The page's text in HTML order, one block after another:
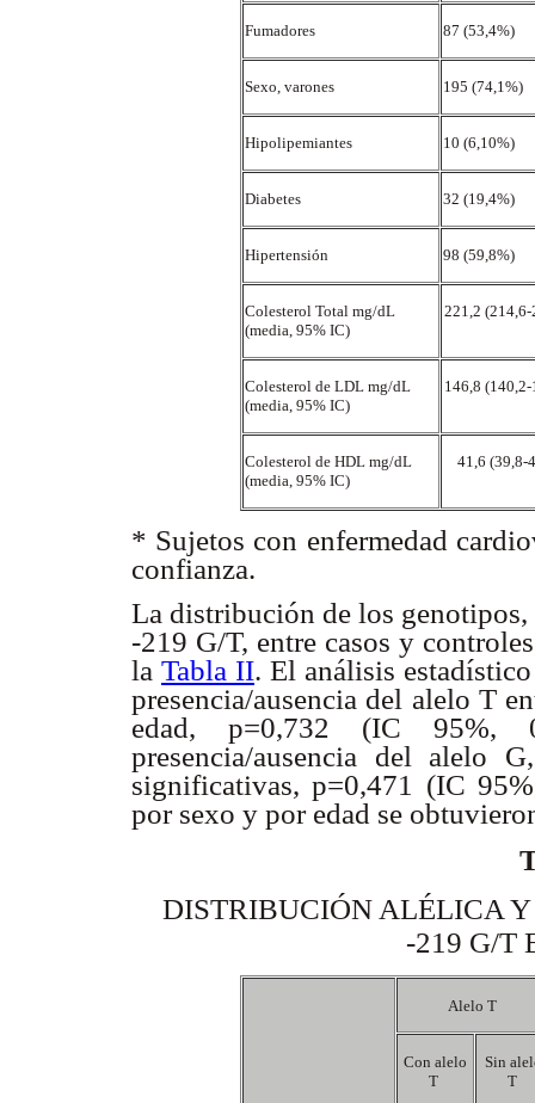
Fumadores 87 (53,4%)
Sexo, varones 195 (74,1%)
Hipolipemiantes 10 (6,10%)
Diabetes 32 (19,4%)
Hipertensión 98 (59,8%)
Colesterol Total mg/dL
(media, 95% IC)
221,2
Colesterol de LDL mg/dL
(media, 95% IC)
146,8
Colesterol de HDL mg/dL
(media, 95% IC)
41,6 (39,8-
* Sujetos con enfermedad
confianza.
La distribución de los
-219 G/T, entre casos y
la Tabla II. El análisis
presencia/ausencia del alelo T
edad, p=0,732 (IC
presencia/ausencia del alelo
significativas, p=0,471 (IC
por sexo y por edad se
DISTRIBUCIÓN ALÉLICA
-219 G/T
Alelo T
Con alelo
T
Sin
T